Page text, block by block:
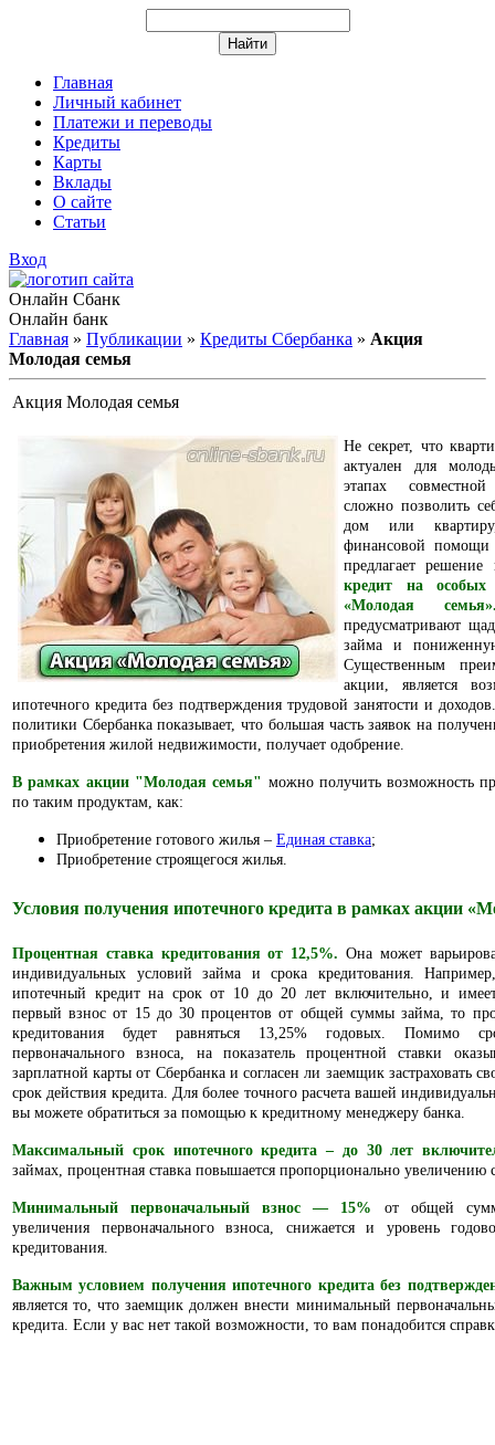
Главная
Личный кабинет
Платежи и переводы
Кредиты
Карты
Вклады
О сайте
Статьи
Вход
Онлайн Сбанк
Онлайн банк
Главная » Публикации » Кредиты Сбербанка » Акция
Молодая семья
Акция Молодая семья
Не секрет, что
актуален для
этапах
сложно позволить
дом или
финансовой помощи
предлагает
кредит на
«Молодая
предусматривают
займа и
Существенным
акции, является
ипотечного кредита без подтверждения трудовой занятости и
политики Сбербанка показывает, что большая часть заявок на
приобретения жилой недвижимости, получает одобрение.
В рамках акции "Молодая семья" можно получить возможность
по таким продуктам, как:
Приобретение готового жилья – Единая ставка;
Приобретение строящегося жилья.
Условия получения ипотечного кредита в рамках акции
Процентная ставка кредитования от 12,5%. Она может
индивидуальных условий займа и срока кредитования.
ипотечный кредит на срок от 10 до 20 лет включительно, и
первый взнос от 15 до 30 процентов от общей суммы займа, то
кредитования будет равняться 13,25% годовых. Помимо
первоначального взноса, на показатель процентной ставки
зарплатной карты от Сбербанка и согласен ли заемщик застраховать
срок действия кредита. Для более точного расчета вашей
вы можете обратиться за помощью к кредитному менеджеру банка.
Максимальный срок ипотечного кредита – до 30 лет
займах, процентная ставка повышается пропорционально увеличению
Минимальный первоначальный взнос — 15% от общей
увеличения первоначального взноса, снижается и уровень
кредитования.
Важным условием получения ипотечного кредита без
является то, что заемщик должен внести минимальный
кредита. Если у вас нет такой возможности, то вам понадобится